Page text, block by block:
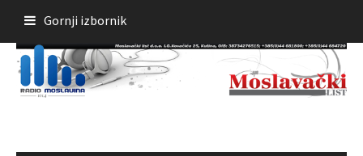
sadržaja
Gornji izbornik